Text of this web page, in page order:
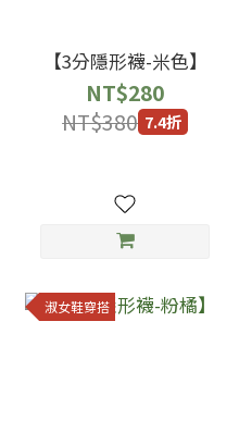
【3分隱形襪-米色】
NT$280
NT$380 7.4折
淑女鞋穿搭